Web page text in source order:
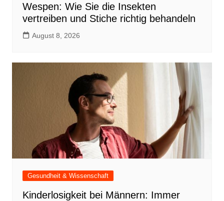
Wespen: Wie Sie die Insekten
vertreiben und Stiche richtig behandeln
August 8, 2026
Gesundheit & Wissenschaft
Kinderlosigkeit bei Männern: Immer